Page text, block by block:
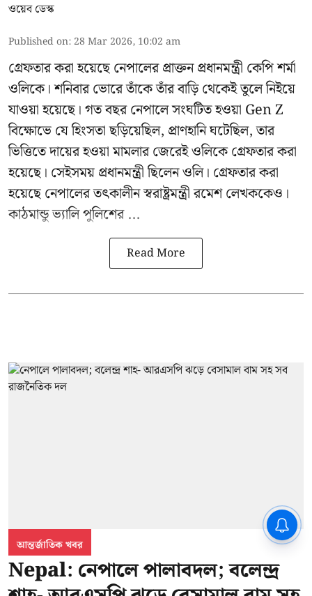
ওয়েব ডেস্ক
Published on: 28 Mar 2026, 10:02 am
গ্রেফতার করা হয়েছে নেপালের প্রাক্তন প্রধানমন্ত্রী কেপি শর্মা
ওলিকে। শনিবার ভোরে তাঁকে তাঁর বাড়ি থেকেই তুলে নিইয়ে
যাওয়া হয়েছে। গত বছর নেপালে সংঘটিত হওয়া Gen Z
বিক্ষোভে যে হিংসতা ছড়িয়েছিল, প্রাণহানি ঘটেছিল, তার
ভিত্তিতে দায়ের হওয়া মামলার জেরেই ওলিকে গ্রেফতার করা
হয়েছে। সেইসময় প্রধানমন্ত্রী ছিলেন ওলি। গ্রেফতার করা
হয়েছে নেপালের তৎকালীন স্বরাষ্ট্রমন্ত্রী রমেশ লেখককেও।
কাঠমান্ডু ভ্যালি পুলিশের ...
Read More
আন্তর্জাতিক খবর
Nepal: নেপালে পালাবদল; বলেন্দ্র